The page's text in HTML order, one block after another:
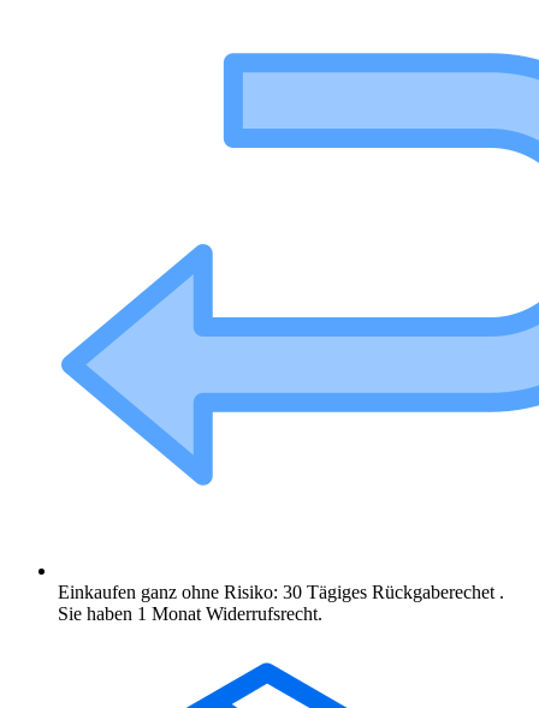
Einkaufen ganz ohne Risiko: 30 Tägiges Rückgaberechet .
Sie haben 1 Monat Widerrufsrecht.